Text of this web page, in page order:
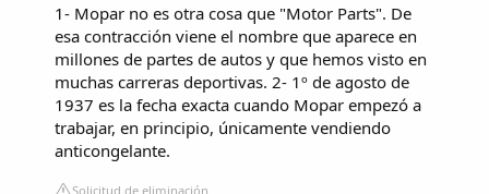
1- Mopar no es otra cosa que "Motor Parts". De
esa contracción viene el nombre que aparece en
millones de partes de autos y que hemos visto en
muchas carreras deportivas. 2- 1º de agosto de
1937 es la fecha exacta cuando Mopar empezó a
trabajar, en principio, únicamente vendiendo
anticongelante.
Solicitud de eliminación